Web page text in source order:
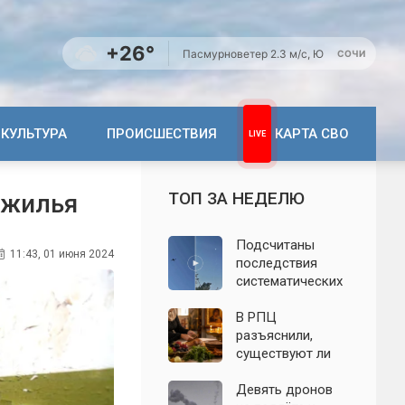
+26° Пасмурноветер 2.3 м/с, Ю СОЧИ
КУЛЬТУРА ПРОИСШЕСТВИЯ КАРТА СВО
11:43, 01 июня 2024
ТОП ЗА НЕДЕЛЮ
Подсчитаны
последствия
систематических
Ленинградскую
область: что
известно к 7
В РПЦ
разъяснили,
существуют ли
которые
Девять дронов